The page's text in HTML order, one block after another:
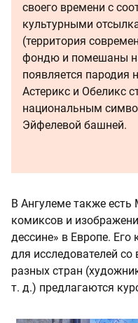
своего времени с
культурными
(территория
фондю и помешаны
появляется пародия
Астерикс и Обеликс
национальным
Эйфелевой башней.
В Ангулеме также
комиксов и
дессине» в Европе.
для исследователей
разных стран
т. д.) предлагаются